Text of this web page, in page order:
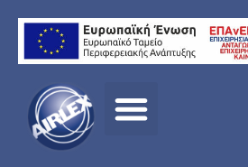
CLIMATHERM 2026